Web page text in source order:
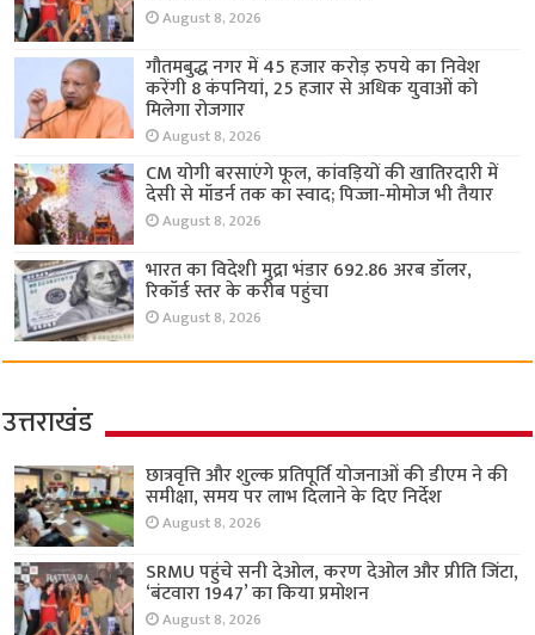
August 8, 2026
गौतमबुद्ध नगर में 45 हजार करोड़ रुपये का निवेश
करेंगी 8 कंपनियां, 25 हजार से अधिक युवाओं को
मिलेगा रोजगार
August 8, 2026
CM योगी बरसाएंगे फूल, कांवड़ियों की खातिरदारी में
देसी से मॉडर्न तक का स्वाद; पिज्जा-मोमोज भी तैयार
August 8, 2026
भारत का विदेशी मुद्रा भंडार 692.86 अरब डॉलर,
रिकॉर्ड स्तर के करीब पहुंचा
August 8, 2026
उत्तराखंड
छात्रवृत्ति और शुल्क प्रतिपूर्ति योजनाओं की डीएम ने की
समीक्षा, समय पर लाभ दिलाने के दिए निर्देश
August 8, 2026
SRMU पहुंचे सनी देओल, करण देओल और प्रीति जिंटा,
‘बंटवारा 1947’ का किया प्रमोशन
August 8, 2026